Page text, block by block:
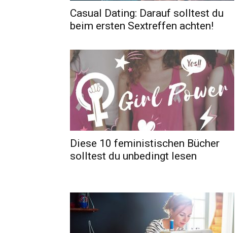
Casual Dating: Darauf solltest du
beim ersten Sextreffen achten!
Diese 10 feministischen Bücher
solltest du unbedingt lesen